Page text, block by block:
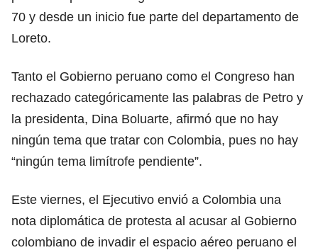
70 y desde un inicio fue parte del departamento de
Loreto.
Tanto el Gobierno peruano como el Congreso han
rechazado categóricamente las palabras de Petro y
la presidenta, Dina Boluarte, afirmó que no hay
ningún tema que tratar con Colombia, pues no hay
“ningún tema limítrofe pendiente”.
Este viernes, el Ejecutivo envió a Colombia una
nota diplomática de protesta al acusar al Gobierno
colombiano de invadir el espacio aéreo peruano el